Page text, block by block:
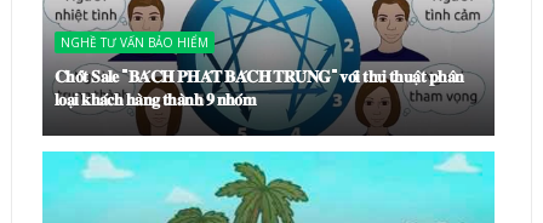
NGHỀ TƯ VẤN BẢO HIỂM
𝐂𝐡𝐨̂́𝐭 𝐒𝐚𝐥𝐞 "𝐁𝐀́𝐂𝐇 𝐏𝐇𝐀́𝐓 𝐁𝐀́𝐂𝐇 𝐓𝐑𝐔́𝐍𝐆" 𝐯𝐨̛́𝐢 𝐭𝐡𝐮̉ 𝐭𝐡𝐮𝐚̣̂𝐭 𝐩𝐡𝐚̂𝐧
𝐥𝐨𝐚̣𝐢 𝐤𝐡𝐚́𝐜𝐡 𝐡𝐚̀𝐧𝐠 𝐭𝐡𝐚̀𝐧𝐡 𝟗 𝐧𝐡𝐨́𝐦